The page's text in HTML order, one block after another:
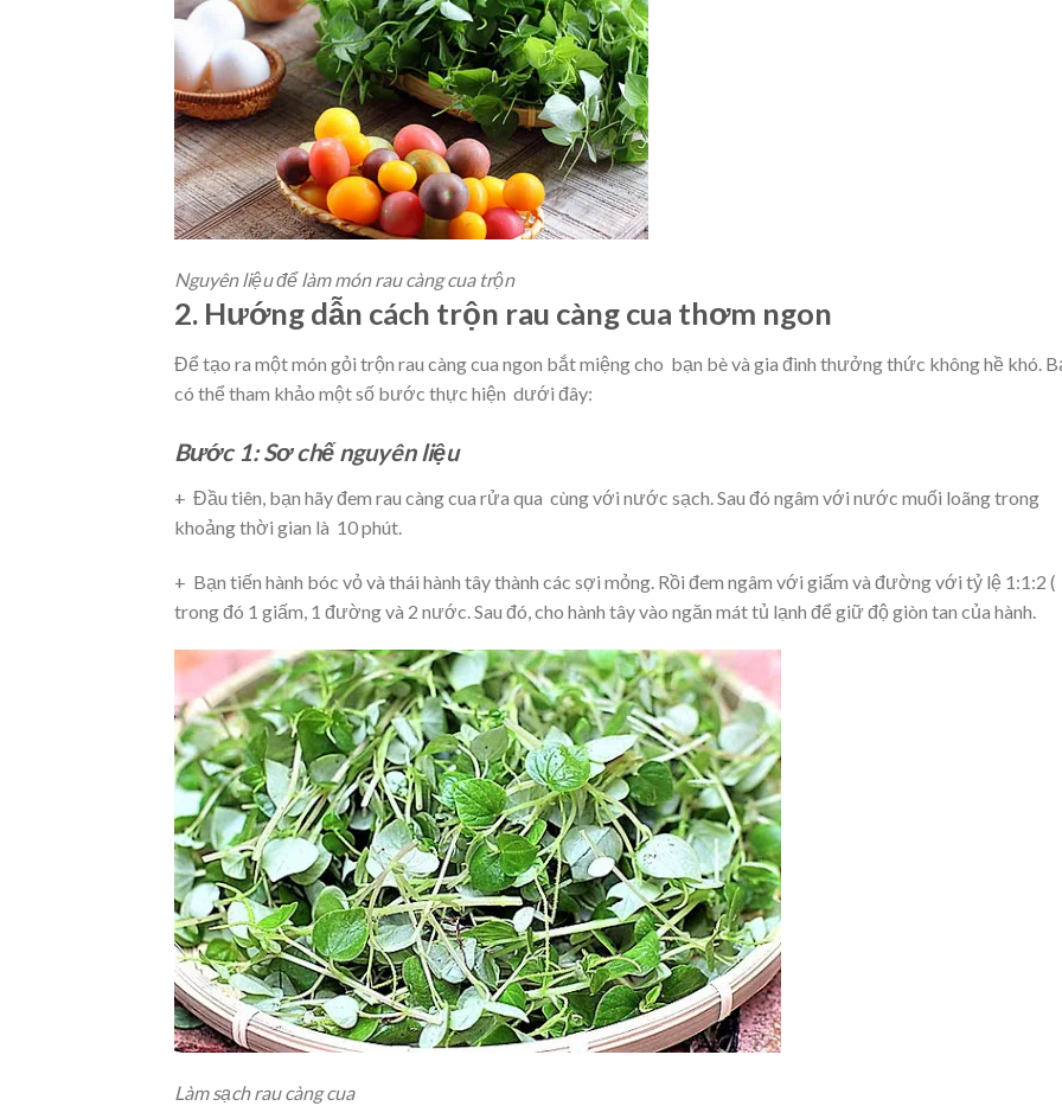
Nguyên liệu để làm món rau càng cua trộn
2. Hướng dẫn cách trộn rau càng cua thơm ngon
Để tạo ra một món gỏi trộn rau càng cua ngon bắt miệng cho bạn bè và gia đình thưởng thức không hề khó.
có thể tham khảo một số bước thực hiện dưới đây:
Bước 1: Sơ chế nguyên liệu
+ Đầu tiên, bạn hãy đem rau càng cua rửa qua cùng với nước sạch. Sau đó ngâm với nước muối loãng trong
khoảng thời gian là 10 phút.
+ Bạn tiến hành bóc vỏ và thái hành tây thành các sợi mỏng. Rồi đem ngâm với giấm và đường với tỷ lệ 1:1:2 (
trong đó 1 giấm, 1 đường và 2 nước. Sau đó, cho hành tây vào ngăn mát tủ lạnh để giữ độ giòn tan của hành.
Làm sạch rau càng cua